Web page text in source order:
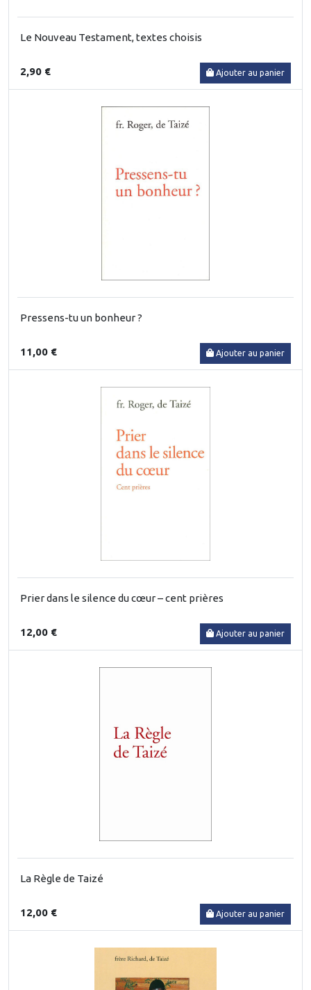
Le Nouveau Testament, textes choisis
2,90 € Ajouter au panier
Pressens-tu un bonheur ?
11,00 € Ajouter au panier
Prier dans le silence du cœur – cent prières
12,00 € Ajouter au panier
La Règle de Taizé
12,00 € Ajouter au panier